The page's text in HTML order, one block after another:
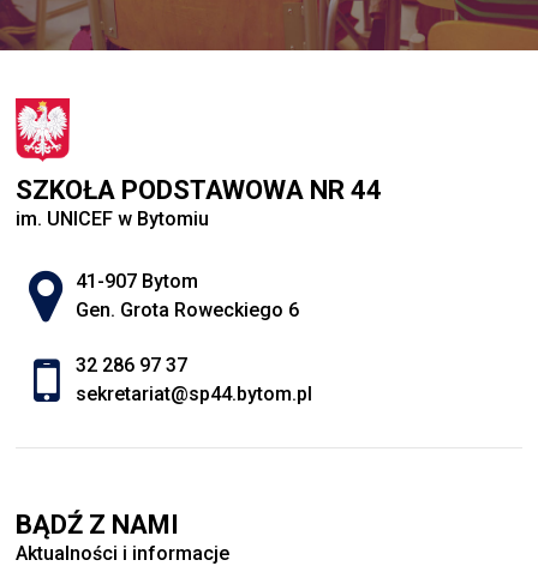
SZKOŁA PODSTAWOWA NR 44
im. UNICEF w Bytomiu
Adres pocztowy:
41-907 Bytom
Gen. Grota Roweckiego 6
32 286 97 37
sekretariat@sp44.bytom.pl
BĄDŹ Z NAMI
Aktualności i informacje